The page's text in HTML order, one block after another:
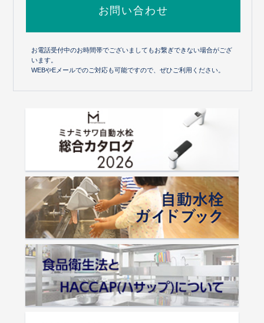
お問い合わせ
お電話受付中のお時間帯でございましてもお繋ぎできない場合がござ
います。
WEBやEメールでのご対応も可能ですので、ぜひご利用ください。